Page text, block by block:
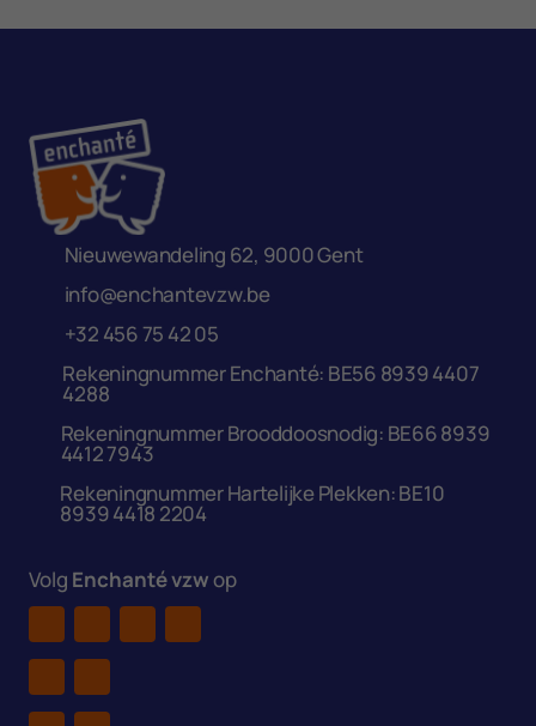
Nieuwewandeling 62, 9000 Gent
info@enchantevzw.be
+32 456 75 42 05
Rekeningnummer Enchanté: BE56 8939 4407
4288
Rekeningnummer Brooddoosnodig: BE66 8939
4412 7943
Rekeningnummer Hartelijke Plekken: BE10
8939 4418 2204
Volg Enchanté vzwop